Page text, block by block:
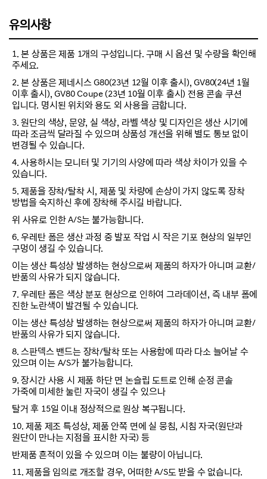
유의사항
1. 본 상품은 제품 1개의 구성입니다. 구매 시 옵션 및 수량을 확인해
주세요.
2. 본 상품은 제네시스 G80(23년 12월 이후 출시), GV80(24년 1월
이후 출시), GV80 Coupe (23년 10월 이후 출시) 전용 콘솔 쿠션
입니다. 명시된 위치와 용도 외 사용을 금합니다.
3. 원단의 색상, 문양, 실 색상, 라벨 색상 및 디자인은 생산 시기에
따라 조금씩 달라질 수 있으며 상품성 개선을 위해 별도 통보 없이
변경될 수 있습니다.
4. 사용하시는 모니터 및 기기의 사양에 따라 색상 차이가 있을 수
있습니다.
5. 제품을 장착/탈착 시, 제품 및 차량에 손상이 가지 않도록 장착
방법을 숙지하신 후에 장착해 주시길 바랍니다.
위 사유로 인한 A/S는 불가능합니다.
6. 우레탄 폼은 생산 과정 중 발포 작업 시 작은 기포 현상의 일부인
구멍이 생길 수 있습니다.
이는 생산 특성상 발생하는 현상으로써 제품의 하자가 아니며 교환/
반품의 사유가 되지 않습니다.
7. 우레탄 폼은 색상 분포 현상으로 인하여 그라데이션, 즉 내부 폼에
진한 노란색이 발견될 수 있습니다.
이는 생산 특성상 발생하는 현상으로써 제품의 하자가 아니며 교환/
반품의 사유가 되지 않습니다.
8. 스판덱스 밴드는 장착/탈착 또는 사용함에 따라 다소 늘어날 수
있으며 이는 A/S가 불가능합니다.
9. 장시간 사용 시 제품 하단 면 논슬립 도트로 인해 순정 콘솔
가죽에 미세한 눌린 자국이 생길 수 있으나
탈거 후 15일 이내 정상적으로 원상 복구됩니다.
10. 제품 제조 특성상, 제품 안쪽 면에 실 뭉침, 시침 자국(원단과
원단이 만나는 지점을 표시한 자국) 등
반제품 흔적이 있을 수 있으며 이는 불량이 아닙니다.
11. 제품을 임의로 개조할 경우, 어떠한 A/S도 받을 수 없습니다.